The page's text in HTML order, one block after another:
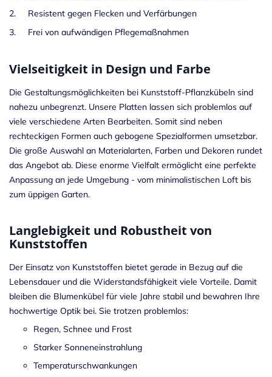
2. Resistent gegen Flecken und Verfärbungen
3. Frei von aufwändigen Pflegemaßnahmen
Vielseitigkeit in Design und Farbe
Die Gestaltungsmöglichkeiten bei Kunststoff-Pflanzkübeln sind
nahezu unbegrenzt. Unsere Platten lassen sich problemlos auf
viele verschiedene Arten Bearbeiten. Somit sind neben
rechteckigen Formen auch gebogene Spezialformen umsetzbar.
Die große Auswahl an Materialarten, Farben und Dekoren rundet
das Angebot ab. Diese enorme Vielfalt ermöglicht eine perfekte
Anpassung an jede Umgebung - vom minimalistischen Loft bis
zum üppigen Garten.
Langlebigkeit und Robustheit von
Kunststoffen
Der Einsatz von Kunststoffen bietet gerade in Bezug auf die
Lebensdauer und die Widerstandsfähigkeit viele Vorteile. Damit
bleiben die Blumenkübel für viele Jahre stabil und bewahren Ihre
hochwertige Optik bei. Sie trotzen problemlos:
Regen, Schnee und Frost
Starker Sonneneinstrahlung
Temperaturschwankungen